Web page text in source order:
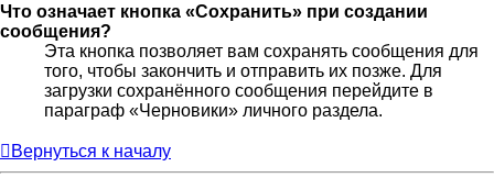
Что означает кнопка «Сохранить» при создании
сообщения?
Эта кнопка позволяет вам сохранять сообщения для
того, чтобы закончить и отправить их позже. Для
загрузки сохранённого сообщения перейдите в
параграф «Черновики» личного раздела.
Вернуться к началу